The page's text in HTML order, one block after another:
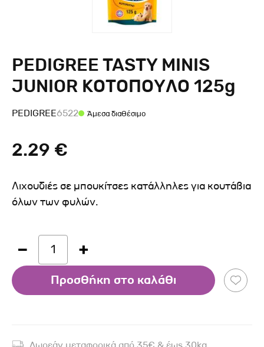
PEDIGREE TASTY MINIS
JUNIOR ΚΟΤΟΠΟΥΛΟ 125g
PEDIGREE6522 Άμεσα διαθέσιμο
2.29 €
Λιχουδιές σε μπουκίτσες κατάλληλες για κουτάβια
όλων των φυλών.
1
Προσθήκη στο καλάθι